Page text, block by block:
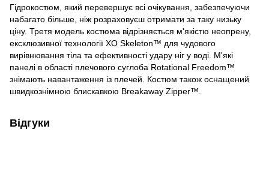
Гідрокостюм, який перевершує всі очікування, забезпечуючи
набагато більше, ніж розраховуєш отримати за таку низьку
ціну. Третя модель костюма відрізняється м'якістю неопрену,
ексклюзивної технології XO Skeleton™ для чудового
вирівнювання тіла та ефективності удару ніг у воді. М'які
панелі в області плечового суглоба Rotational Freedom™
знімають навантаження із плечей. Костюм також оснащений
швидкознімною блискавкою Breakaway Zipper™.
Відгуки